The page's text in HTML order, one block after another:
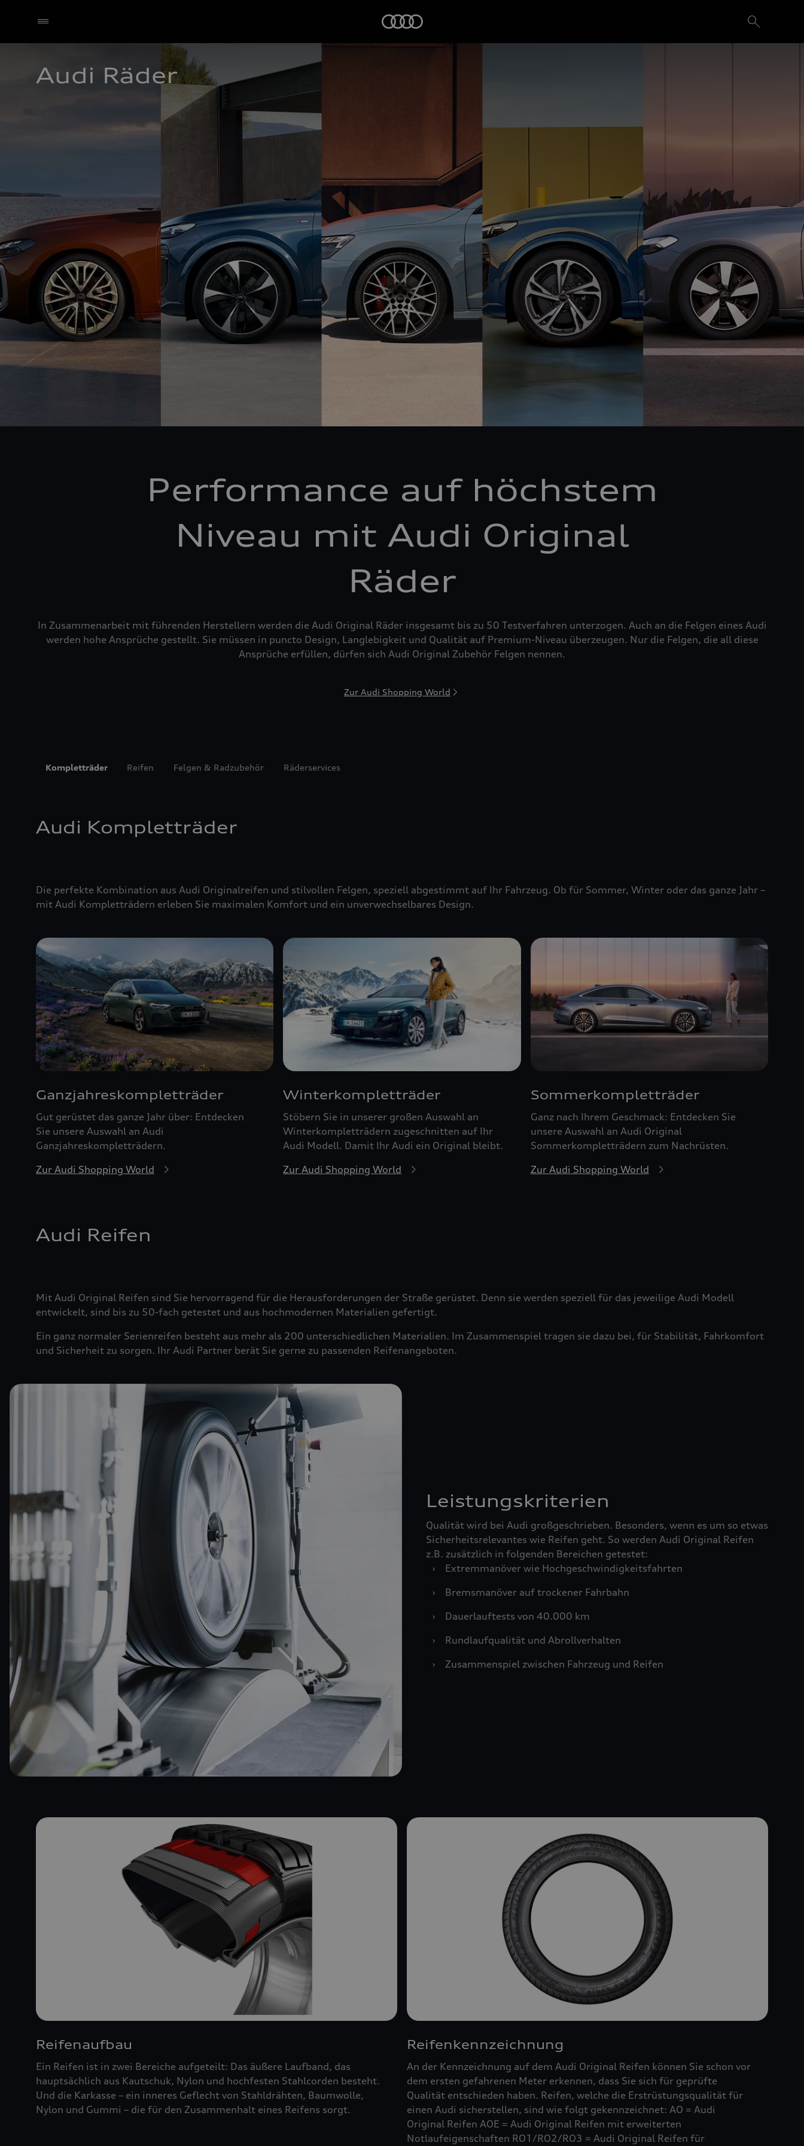
Audi Räder
Performance auf höchstem
Niveau mit Audi Original
Räder
In Zusammenarbeit mit führenden Herstellern werden die Audi Original Räder insgesamt bis zu 50 Testverfahren unterzogen. Auch an die Felgen eines Audi
werden hohe Ansprüche gestellt. Sie müssen in puncto Design, Langlebigkeit und Qualität auf Premium-Niveau überzeugen. Nur die Felgen, die all diese
Ansprüche erfüllen, dürfen sich Audi Original Zubehör Felgen nennen.
Zur Audi Shopping World
Kompletträder Reifen Felgen & Radzubehör Räderservices
Audi Kompletträder
Die perfekte Kombination aus Audi Originalreifen und stilvollen Felgen, speziell abgestimmt auf Ihr Fahrzeug. Ob für Sommer, Winter oder das ganze Jahr –
mit Audi Kompletträdern erleben Sie maximalen Komfort und ein unverwechselbares Design.
Ganzjahreskomplett­räder
Gut gerüstet das ganze Jahr über: Entdecken
Sie unsere Auswahl an Audi
Ganzjahreskompletträdern.
Zur Audi Shopping World
Winterkompletträder
Stöbern Sie in unserer großen Auswahl an
Winterkompletträdern zugeschnitten auf Ihr
Audi Modell. Damit Ihr Audi ein Original bleibt.
Zur Audi Shopping World
Sommerkompletträder
Ganz nach Ihrem Geschmack: Entdecken Sie
unsere Auswahl an Audi Original
Sommerkompletträdern zum Nachrüsten.
Zur Audi Shopping World
Audi Reifen
Mit Audi Original Reifen sind Sie hervorragend für die Herausforderungen der Straße gerüstet. Denn sie werden speziell für das jeweilige Audi Modell
entwickelt, sind bis zu 50-fach getestet und aus hochmodernen Materialien gefertigt.
Ein ganz normaler Serienreifen besteht aus mehr als 200 unterschiedlichen Materialien. Im Zusammenspiel tragen sie dazu bei, für Stabilität, Fahrkomfort
und Sicherheit zu sorgen. Ihr Audi Partner berät Sie gerne zu passenden Reifenangeboten.
Leistungskriterien
Qualität wird bei Audi großgeschrieben. Besonders, wenn es um so etwas
Sicherheitsrelevantes wie Reifen geht. So werden Audi Original Reifen
z.B. zusätzlich in folgenden Bereichen getestet:
›
Extremmanöver wie Hochgeschwindigkeitsfahrten
›
Bremsmanöver auf trockener Fahrbahn
›
Dauerlauftests von 40.000 km
›
Rundlaufqualität und Abrollverhalten
›
Zusammenspiel zwischen Fahrzeug und Reifen
Reifenaufbau
Ein Reifen ist in zwei Bereiche aufgeteilt: Das äußere Laufband, das
hauptsächlich aus Kautschuk, Nylon und hochfesten Stahlcorden besteht.
Und die Karkasse – ein inneres Geflecht von Stahldrähten, Baumwolle,
Nylon und Gummi – die für den Zusammenhalt eines Reifens sorgt.
Reifenkennzeichnung
An der Kennzeichnung auf dem Audi Original Reifen können Sie schon vor
dem ersten gefahrenen Meter erkennen, dass Sie sich für geprüfte
Qualität entschieden haben. Reifen, welche die Erstrüstungsqualität für
einen Audi sicherstellen, sind wie folgt gekennzeichnet: AO = Audi
Original Reifen AOE = Audi Original Reifen mit erweiterten
Notlaufeigenschaften RO1/RO2/RO3 = Audi Original Reifen für